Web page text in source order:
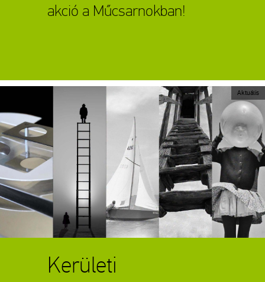
akció a Műcsarnokban!
Kerületi
Aktuális